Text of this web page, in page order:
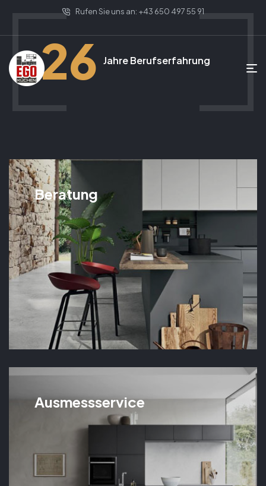
Rufen Sie uns an: +43 650 497 55 91
26 Jahre Berufserfahrung
Beratung
Ausmessservice